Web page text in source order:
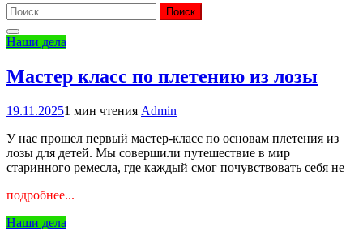
Найти:
Наши дела
Мастер класс по плетению из лозы
19.11.20251 мин чтения Admin
У нас прошел первый мастер-класс по основам плетения из
лозы для детей. Мы совершили путешествие в мир
старинного ремесла, где каждый смог почувствовать себя не
подробнее...
Наши дела